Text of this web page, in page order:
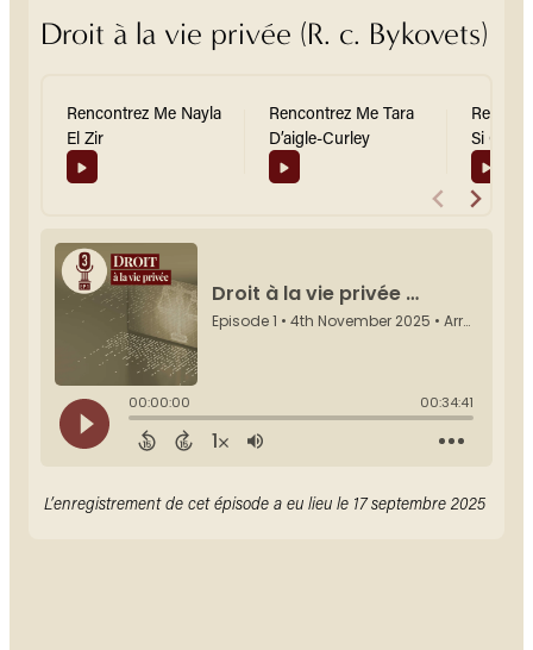
Droit à la vie privée (R. c. Bykovets)
Rencontrez Me Nayla
El Zir
Rencontrez Me Tara
D’aigle-Curley
Si Chaib
L’enregistrement de cet épisode a eu lieu le 17 septembre 2025